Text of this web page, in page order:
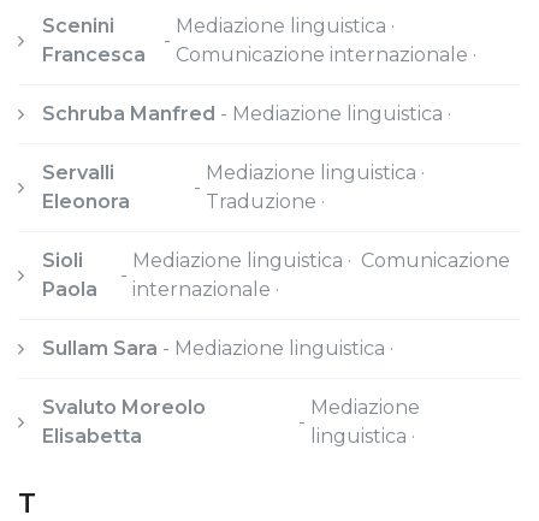
Scenini
Francesca
-
Mediazione linguistica ·
Comunicazione internazionale ·
Schruba Manfred - Mediazione linguistica ·
Servalli
Eleonora
-
Mediazione linguistica ·
Traduzione ·
Sioli
Paola
-
Mediazione linguistica · Comunicazione
internazionale ·
Sullam Sara - Mediazione linguistica ·
Svaluto Moreolo
Elisabetta
-
Mediazione
linguistica ·
T